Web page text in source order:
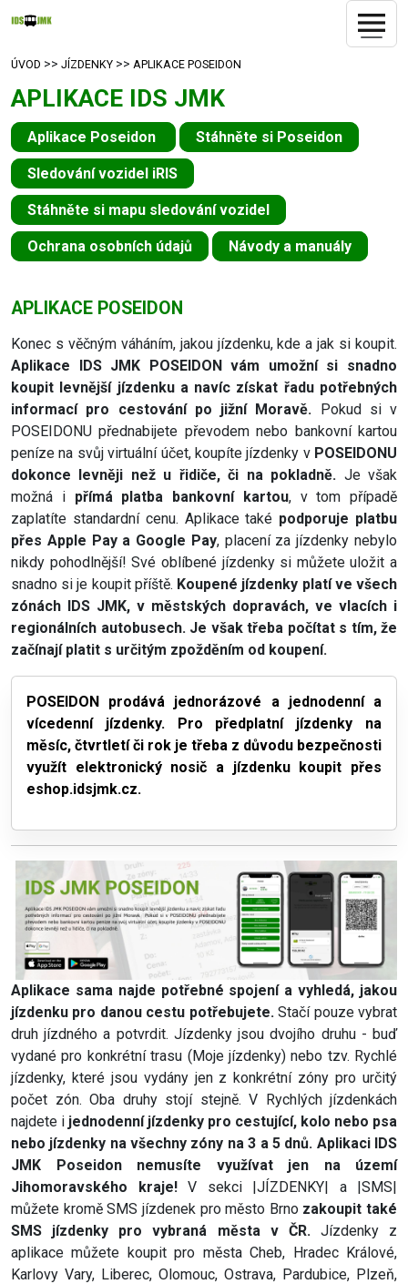
ÚVOD >> JÍZDENKY >> APLIKACE POSEIDON
APLIKACE IDS JMK
Aplikace Poseidon Stáhněte si Poseidon
Sledování vozidel iRIS
Stáhněte si mapu sledování vozidel
Ochrana osobních údajů Návody a manuály
APLIKACE POSEIDON
Konec s věčným váháním, jakou jízdenku, kde a jak si koupit.
Aplikace IDS JMK POSEIDON vám umožní si snadno
koupit levnější jízdenku a navíc získat řadu potřebných
informací pro cestování po jižní Moravě. Pokud si v
POSEIDONU přednabijete převodem nebo bankovní kartou
peníze na svůj virtuální účet, koupíte jízdenky v POSEIDONU
dokonce levněji než u řidiče, či na pokladně. Je však
možná i přímá platba bankovní kartou, v tom případě
zaplatíte standardní cenu. Aplikace také podporuje platbu
přes Apple Pay a Google Pay, placení za jízdenky nebylo
nikdy pohodlnější! Své oblíbené jízdenky si můžete uložit a
snadno si je koupit příště. Koupené jízdenky platí ve všech
zónách IDS JMK, v městských dopravách, ve vlacích i
regionálních autobusech. Je však třeba počítat s tím, že
začínají platit s určitým zpožděním od koupení.
POSEIDON prodává jednorázové a jednodenní a
vícedenní jízdenky. Pro předplatní jízdenky na
měsíc, čtvrtletí či rok je třeba z důvodu bezpečnosti
využít elektronický nosič a jízdenku koupit přes
eshop.idsjmk.cz.
Aplikace sama najde potřebné spojení a vyhledá, jakou
jízdenku pro danou cestu potřebujete. Stačí pouze vybrat
druh jízdného a potvrdit. Jízdenky jsou dvojího druhu - buď
vydané pro konkrétní trasu (Moje jízdenky) nebo tzv. Rychlé
jízdenky, které jsou vydány jen z konkrétní zóny pro určitý
počet zón. Oba druhy stojí stejně. V Rychlých jízdenkách
najdete i jednodenní jízdenky pro cestující, kolo nebo psa
nebo jízdenky na všechny zóny na 3 a 5 dnů. Aplikaci IDS
JMK Poseidon nemusíte využívat jen na území
Jihomoravského kraje!V sekci |JÍZDENKY| a |SMS|
můžete kromě SMS jízdenek pro město Brno zakoupit také
SMS jízdenky pro vybraná města v ČR. Jízdenky z
aplikace můžete koupit pro města Cheb, Hradec Králové,
Karlovy Vary, Liberec, Olomouc, Ostrava, Pardubice, Plzeň,